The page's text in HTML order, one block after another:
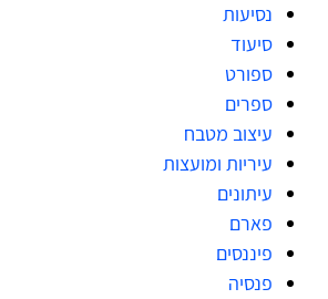
נסיעות
סיעוד
ספורט
ספרים
עיצוב מטבח
עיריות ומועצות
עיתונים
פארם
פיננסים
פנסיה